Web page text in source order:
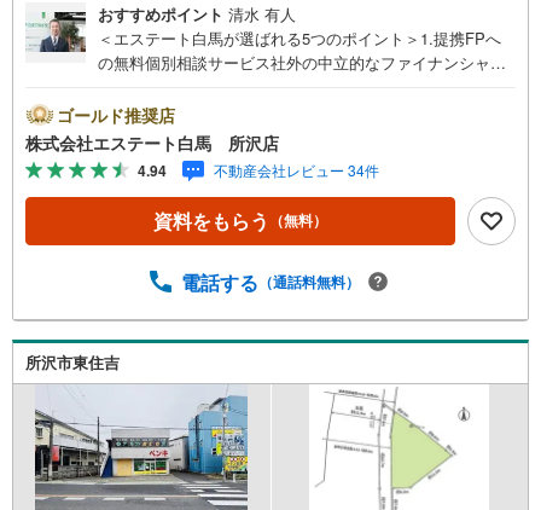
おすすめポイント 清水 有人
＜エステート白馬が選ばれる5つのポイント＞1.提携FPへ
の無料個別相談サービス社外の中立的なファイナンシャル
や学費等も含めてシミュレーションをご提案できます2.物
件情報が豊富所沢市を中心にたくさんの情報をご用意して
おります。インターネット広告前の物件も多数取り揃えて
おります。お客様のご希望エリアをお申し付けください。
3.自社グループでリフォーム、新築請負所沢店の3階はリフ
ォーム、注文建築部門の相談スペースです。一級建築士を
て、リフォームや注文建築についてご相談頂けます4.年中
～19:00 この時間はお電話でのお問合わせがスムーズです
5.お子様連れでおこしくださいキッズスペース、授乳室、
オムツ替えベッド、アンパンマンジュースをご用意してお
ります。ご見学ご希望の方は、右上の“室内・現地を見学す
る（無料）をボタンからご予約ください。
ゴールド推奨店
株式会社エステート白馬 所沢店
4.94 不動産会社レビュー 34件
資料をもらう （無料）
電話する （通話料無料）
所沢市東住吉